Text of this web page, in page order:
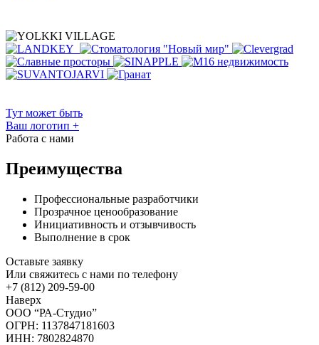
Тут может быть
Ваш логотип +
Работа с нами
Преимущества
Профессиональные разработчики
Прозрачное ценообразование
Инициативность и отзывчивость
Выполнение в срок
Оставьте заявку
Или свяжитесь с нами по телефону
+7 (812) 209-59-00
Наверх
ООО “РА-Студио”
ОГРН: 1137847181603
ИНН: 7802824870